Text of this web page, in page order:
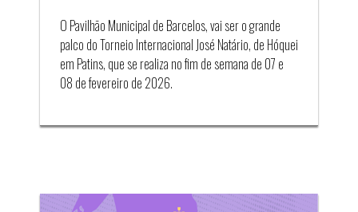
O Pavilhão Municipal de Barcelos, vai ser o grande
palco do Torneio Internacional José Natário, de Hóquei
em Patins, que se realiza no fim de semana de 07 e
08 de fevereiro de 2026.